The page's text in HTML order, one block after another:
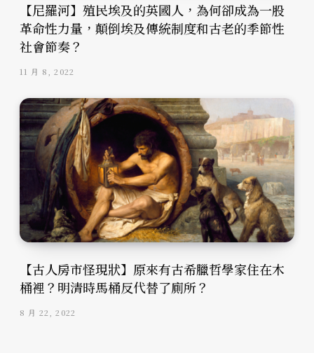
【尼羅河】殖民埃及的英國人，為何卻成為一股
革命性力量，顛倒埃及傳統制度和古老的季節性
社會節奏？
11 月 8, 2022
【古人房市怪現狀】原來有古希臘哲學家住在木
桶裡？明清時馬桶反代替了廁所？
8 月 22, 2022